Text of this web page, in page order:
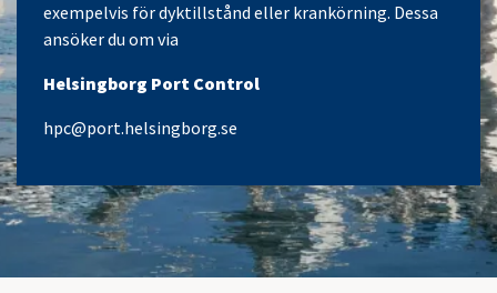
exempelvis för dyktillstånd eller krankörning. Dessa
ansöker du om via
Helsingborg Port Control
hpc@port.helsingborg.se